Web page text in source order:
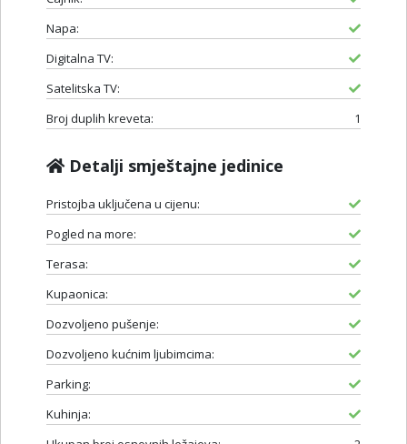
Napa:
Digitalna TV:
Satelitska TV:
Broj duplih kreveta:
1
Detalji smještajne jedinice
Pristojba uključena u cijenu:
Pogled na more:
Terasa:
Kupaonica:
Dozvoljeno pušenje:
Dozvoljeno kućnim ljubimcima:
Parking:
Kuhinja: